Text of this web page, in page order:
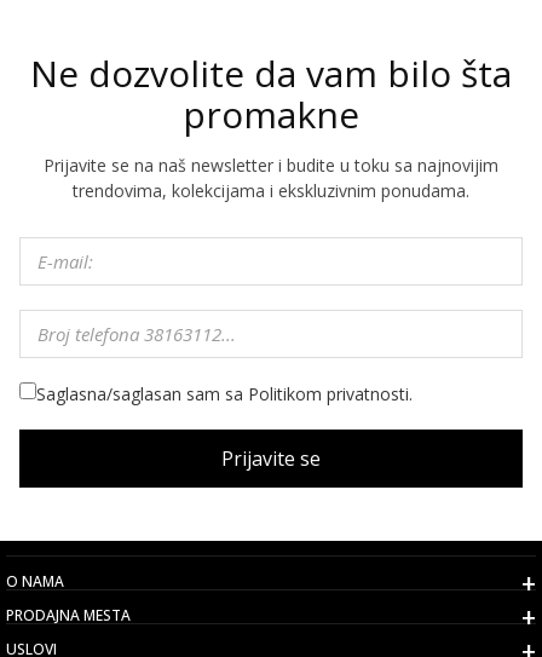
Ne dozvolite da vam bilo šta
promakne
Prijavite se na naš newsletter i budite u toku sa najnovijim
trendovima, kolekcijama i ekskluzivnim ponudama.
Saglasna/saglasan sam sa Politikom privatnosti.
Prijavite se
O NAMA
PRODAJNA MESTA
USLOVI